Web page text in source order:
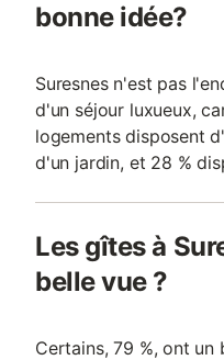
bonne idée?
Suresnes n'est pas
d'un séjour luxueux,
logements disposent
d'un jardin, et 28 %
Les gîtes à
belle vue ?
Certains, 79 %, ont un